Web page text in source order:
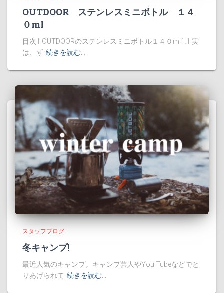
OUTDOOR ステンレスミニボトル １４
０ml
目次1 OUTDOORのステンレスミニボトル１４０ml1.1 実
は、ず 続きを読む…
スタッフブログ
冬キャンプ!
最近人気のキャンプ。キャンプ芸人やYou Tubeなどでと
りあげられて 続きを読む…